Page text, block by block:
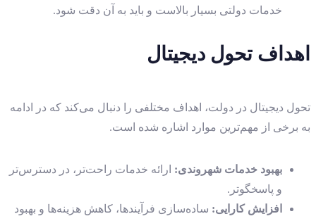
خدمات دولتی بسیار بالاست و باید به آن دقت شود.
اهداف تحول دیجیتال
تحول دیجیتال در دولت، اهداف مختلفی را دنبال می‌کند که در ادامه
به برخی از مهم‌ترین موارد اشاره شده است.
بهبود خدمات شهروندی: ارائه خدمات راحت‌تر، در دسترس‌تر
و پاسخگوتر.
افزایش کارایی: ساده‌سازی فرآیندها، کاهش هزینه‌ها و بهبود